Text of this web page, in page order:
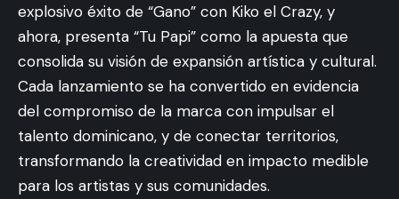
explosivo éxito de “Gano” con Kiko el Crazy, y
ahora, presenta “Tu Papi” como la apuesta que
consolida su visión de expansión artística y cultural.
Cada lanzamiento se ha convertido en evidencia
del compromiso de la marca con impulsar el
talento dominicano, y de conectar territorios,
transformando la creatividad en impacto medible
para los artistas y sus comunidades.